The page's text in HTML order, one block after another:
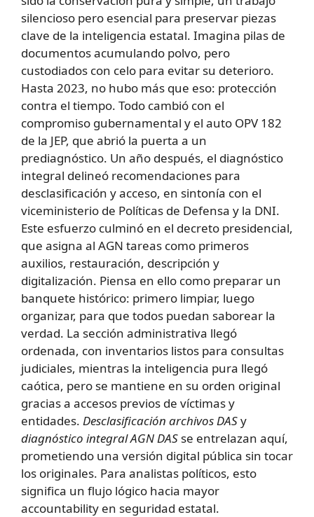
silencioso pero esencial para preservar piezas
clave de la inteligencia estatal. Imagina pilas de
documentos acumulando polvo, pero
custodiados con celo para evitar su deterioro.
Hasta 2023, no hubo más que eso: protección
contra el tiempo. Todo cambió con el
compromiso gubernamental y el auto OPV 182
de la JEP, que abrió la puerta a un
prediagnóstico. Un año después, el diagnóstico
integral delineó recomendaciones para
desclasificación y acceso, en sintonía con el
viceministerio de Políticas de Defensa y la DNI.
Este esfuerzo culminó en el decreto presidencial,
que asigna al AGN tareas como primeros
auxilios, restauración, descripción y
digitalización. Piensa en ello como preparar un
banquete histórico: primero limpiar, luego
organizar, para que todos puedan saborear la
verdad. La sección administrativa llegó
ordenada, con inventarios listos para consultas
judiciales, mientras la inteligencia pura llegó
caótica, pero se mantiene en su orden original
gracias a accesos previos de víctimas y
entidades. Desclasificación archivos DASy
diagnóstico integral AGN DAS se entrelazan aquí,
prometiendo una versión digital pública sin tocar
los originales. Para analistas políticos, esto
significa un flujo lógico hacia mayor
accountability en seguridad estatal.